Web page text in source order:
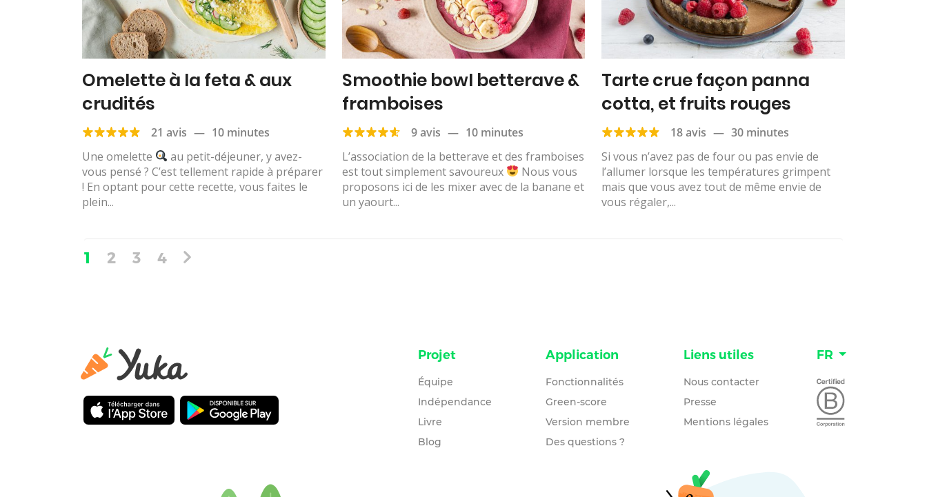
Omelette à la feta & aux
crudités
21 avis — 10 minutes
Une omelette
au petit-déjeuner, y avez-
vous pensé ? C’est tellement rapide à préparer
! En optant pour cette recette, vous faites le
plein...
Smoothie bowl betterave &
framboises
9 avis — 10 minutes
L’association de la betterave et des framboises
est tout simplement savoureux
Nous vous
proposons ici de les mixer avec de la banane et
un yaourt...
Tarte crue façon panna
cotta, et fruits rouges
18 avis — 30 minutes
Si vous n’avez pas de four ou pas envie de
l’allumer lorsque les températures grimpent
mais que vous avez tout de même envie de
vous régaler,...
1 2 3 4
Projet
Équipe
Indépendance
Livre
Blog
Application
Fonctionnalités
Green-score
Version membre
Des questions ?
Liens utiles
Nous contacter
Presse
Mentions légales
FR